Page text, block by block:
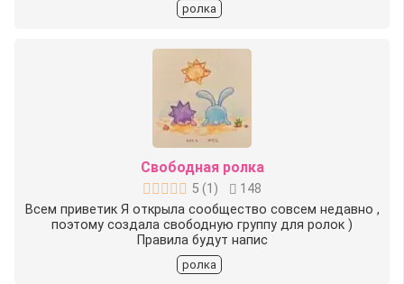
ролка
Свободная ролка
5 (1 )
148
Всем приветик Я открыла сообщество совсем недавно ,
поэтому создала свободную группу для ролок )
Правила будут напис
ролка